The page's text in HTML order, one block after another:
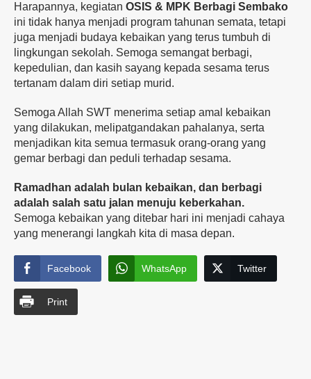
Harapannya, kegiatan OSIS & MPK Berbagi Sembako
ini tidak hanya menjadi program tahunan semata, tetapi
juga menjadi budaya kebaikan yang terus tumbuh di
lingkungan sekolah. Semoga semangat berbagi,
kepedulian, dan kasih sayang kepada sesama terus
tertanam dalam diri setiap murid.
Semoga Allah SWT menerima setiap amal kebaikan
yang dilakukan, melipatgandakan pahalanya, serta
menjadikan kita semua termasuk orang-orang yang
gemar berbagi dan peduli terhadap sesama.
Ramadhan adalah bulan kebaikan, dan berbagi
adalah salah satu jalan menuju keberkahan.
Semoga kebaikan yang ditebar hari ini menjadi cahaya
yang menerangi langkah kita di masa depan.
Facebook WhatsApp Twitter
Print